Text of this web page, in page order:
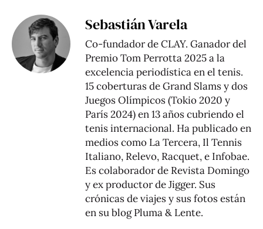
Sebastián Varela
Co-fundador de CLAY. Ganador del
Premio Tom Perrotta 2025 a la
excelencia periodística en el tenis.
15 coberturas de Grand Slams y dos
Juegos Olímpicos (Tokio 2020 y
París 2024) en 13 años cubriendo el
tenis internacional. Ha publicado en
medios como La Tercera, Il Tennis
Italiano, Relevo, Racquet, e Infobae.
Es colaborador de Revista Domingo
y ex productor de Jigger. Sus
crónicas de viajes y sus fotos están
en su blogPluma & Lente.